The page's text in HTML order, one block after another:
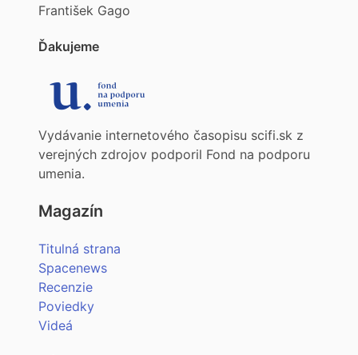
František Gago
Ďakujeme
Vydávanie internetového časopisu scifi.sk z
verejných zdrojov podporil Fond na podporu
umenia.
Magazín
Titulná strana
Spacenews
Recenzie
Poviedky
Videá